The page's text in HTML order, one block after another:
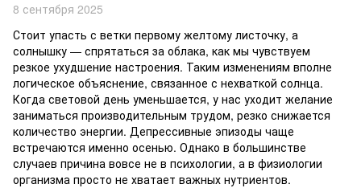
8 сентября 2025
Стоит упасть с ветки первому желтому листочку, а
солнышку — спрятаться за облака, как мы чувствуем
резкое ухудшение настроения. Таким изменениям вполне
логическое объяснение, связанное с нехваткой солнца.
Когда световой день уменьшается, у нас уходит желание
заниматься производительным трудом, резко снижается
количество энергии. Депрессивные эпизоды чаще
встречаются именно осенью. Однако в большинстве
случаев причина вовсе не в психологии, а в физиологии
организма просто не хватает важных нутриентов.